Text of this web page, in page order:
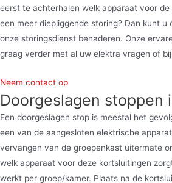
eerst te achterhalen welk apparaat voor
een meer diepliggende storing? Dan kunt u
onze storingsdienst benaderen. Onze
graag verder met al uw elektra vragen of
Neem contact op
Doorgeslagen stoppen
Een doorgeslagen stop is meestal het
een van de aangesloten elektrische
vervangen van de groepenkast uitermate
welk apparaat voor deze kortsluitingen
werkt per groep/kamer. Plaats na de